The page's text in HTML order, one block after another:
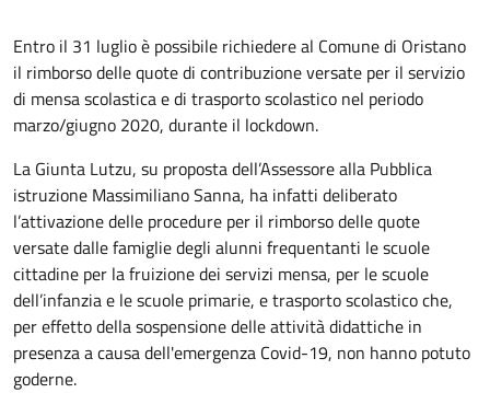
Entro il 31 luglio è possibile richiedere al Comune di Oristano
il rimborso delle quote di contribuzione versate per il servizio
di mensa scolastica e di trasporto scolastico nel periodo
marzo/giugno 2020, durante il lockdown.
La Giunta Lutzu, su proposta dell’Assessore alla Pubblica
istruzione Massimiliano Sanna, ha infatti deliberato
l’attivazione delle procedure per il rimborso delle quote
versate dalle famiglie degli alunni frequentanti le scuole
cittadine per la fruizione dei servizi mensa, per le scuole
dell’infanzia e le scuole primarie, e trasporto scolastico che,
per effetto della sospensione delle attività didattiche in
presenza a causa dell'emergenza Covid-19, non hanno potuto
goderne.